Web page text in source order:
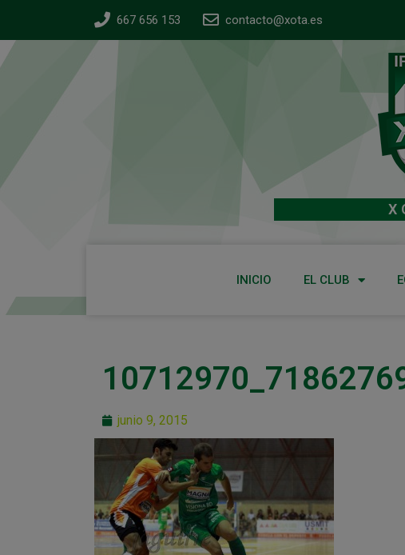
667 656 153 contacto@xota.es
INICIO EL CLUB
junio 9, 2015